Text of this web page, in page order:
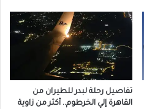
تفاصيل رحلة لبدر للطيران من
القاهرة إلي الخرطوم.. أكثر من زاوية